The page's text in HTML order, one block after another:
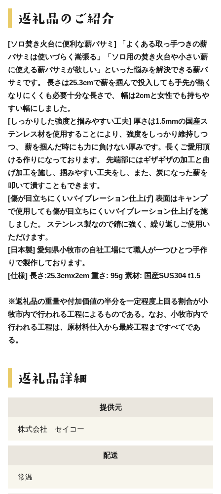
[ソロ焚き火台に便利な薪バサミ] 「よくある取っ手つきの薪
バサミは使いづらく嵩張る」「ソロ用の焚き火台や小さい薪
に使える薪バサミが欲しい」といった悩みを解決できる薪バ
サミです。 長さは25.3cmで薪を掴んで投入しても手先が熱く
なりにくくも必要十分な長さで、 幅は2cmと女性でも持ちや
すい幅にしました。
[しっかりした強度と掴みやすい工夫] 厚さは1.5mmの国産ス
テンレス材を使用することにより、強度をしっかり維持しつ
つ、 薪を掴んだ時にも力に負けない厚みです。長くご愛用頂
ける作りになっております。 先端部にはギザギザの加工と曲
げ加工を施し、掴みやすい工夫をし、また、炭になった薪を
叩いて潰すこともできます。
[傷が目立ちにくいバイブレーション仕上げ] 表面はキャンプ
で使用しても傷が目立ちにくいバイブレーション仕上げを施
しました。 ステンレス製なので錆に強く、繰り返しご使用い
ただけます。
[日本製] 愛知県小牧市の自社工場にて職人が一つひとつ手作
りで製作しております。
[仕様] 長さ:25.3cmx2cm 重さ: 95g 素材: 国産SUS304 t1.5
※返礼品の重量や付加価値の半分を一定程度上回る割合が小
牧市内で行われる工程によるものである。なお、小牧市内で
行われる工程は、原材料仕入から最終工程まですべてであ
る。
提供元
株式会社 セイコー
配送
常温